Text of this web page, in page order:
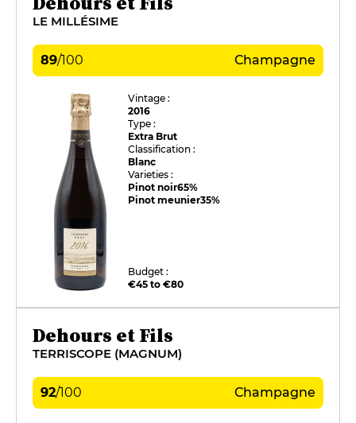
LE MILLÉSIME
89/100 Champagne
Vintage :
2016
Type :
Extra Brut
Classification :
Blanc
Varieties :
Pinot noir65%
Pinot meunier35%
Budget :
€45 to €80
Dehours et Fils
TERRISCOPE (MAGNUM)
92/100 Champagne